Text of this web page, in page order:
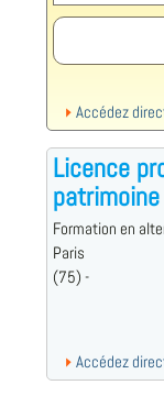
Accédez
Licence
Formation en
Paris
(75) -
Accédez